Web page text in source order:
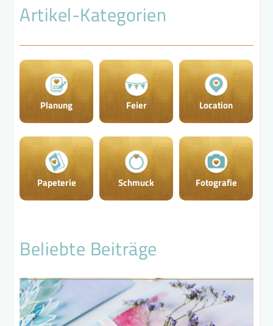
Artikel-Kategorien
Planung Feier Location
Papeterie Schmuck Fotografie
Beliebte Beiträge